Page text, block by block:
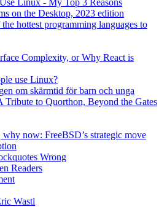
on the Desktop, 2023 edition
hottest programming languages to
Complexity, or Why React is
use Linux?
om skärmtid för barn och unga
Tribute to Quorthon, Beyond the Gates
now: FreeBSD’s strategic move
Wrong
Readers
Wastl